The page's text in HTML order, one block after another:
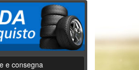
e consegna